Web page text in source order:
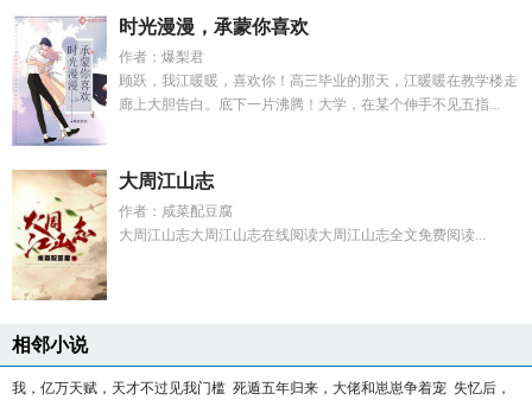
时光漫漫，承蒙你喜欢
作者：爆梨君
顾跃，我江暖暖，喜欢你！高三毕业的那天，江暖暖在教学楼走
廊上大胆告白。底下一片沸腾！大学，在某个伸手不见五指...
大周江山志
作者：咸菜配豆腐
大周江山志大周江山志在线阅读大周江山志全文免费阅读...
相邻小说
我，亿万天赋，天才不过见我门槛 死遁五年归来，大佬和崽崽争着宠 失忆后，